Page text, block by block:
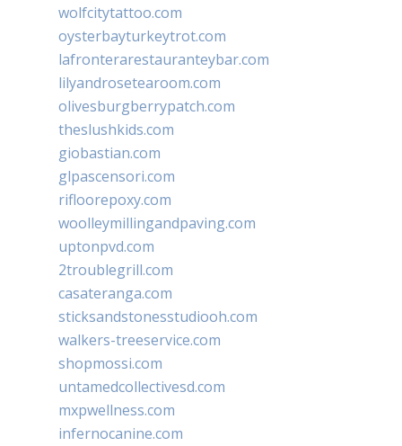
wolfcitytattoo.com
oysterbayturkeytrot.com
lafronterarestauranteybar.com
lilyandrosetearoom.com
olivesburgberrypatch.com
theslushkids.com
giobastian.com
glpascensori.com
rifloorepoxy.com
woolleymillingandpaving.com
uptonpvd.com
2troublegrill.com
casateranga.com
sticksandstonesstudiooh.com
walkers-treeservice.com
shopmossi.com
untamedcollectivesd.com
mxpwellness.com
infernocanine.com